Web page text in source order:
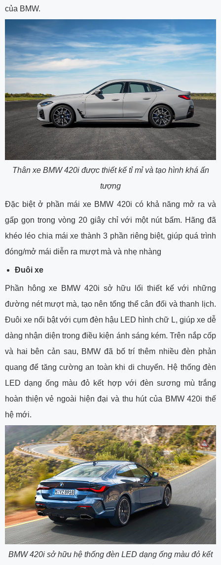
của BMW.
Thân xe BMW 420i được thiết kế tỉ mỉ và tạo hình khá ấn
tượng
Đặc biệt ở phần mái xe BMW 420i có khả năng mở ra và
gấp gọn trong vòng 20 giây chỉ với một nút bấm. Hãng đã
khéo léo chia mái xe thành 3 phần riêng biệt, giúp quá trình
đóng/mở mái diễn ra mượt mà và nhẹ nhàng
Đuôi xe
Phần hông xe BMW 420i sở hữu lối thiết kế với những
đường nét mượt mà, tạo nên tổng thể cân đối và thanh lịch.
Đuôi xe nổi bật với cụm đèn hậu LED hình chữ L, giúp xe dễ
dàng nhận diện trong điều kiện ánh sáng kém. Trên nắp cốp
và hai bên cản sau, BMW đã bố trí thêm nhiều đèn phản
quang để tăng cường an toàn khi di chuyển. Hệ thống đèn
LED dạng ống màu đỏ kết hợp với đèn sương mù trắng
hoàn thiện vẻ ngoài hiện đại và thu hút của BMW 420i thế
hệ mới.
BMW 420i sở hữu hệ thống đèn LED dạng ống màu đỏ kết